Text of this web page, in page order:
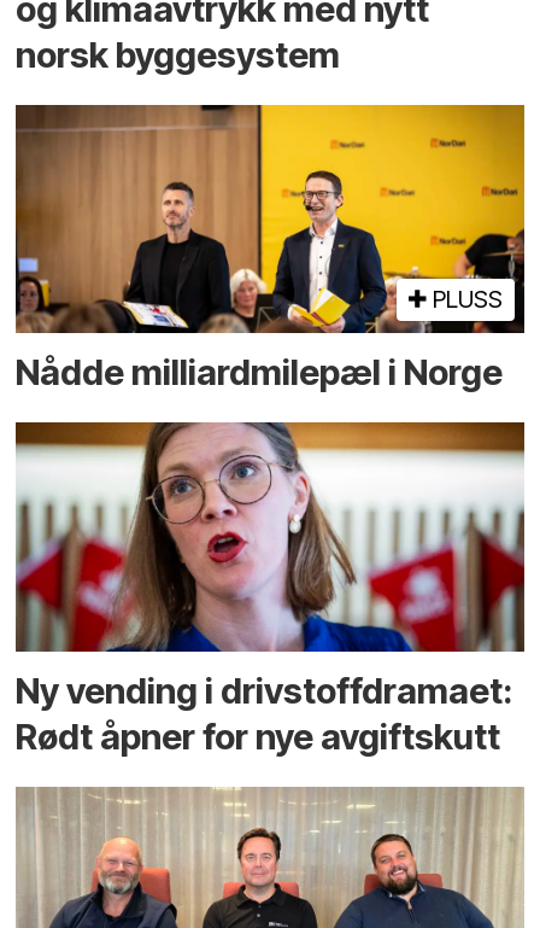
og klima­avtrykk med nytt
norsk bygge­system
PLUSS
Nådde milliard­­milepæl i Norge
Ny vending i drivstoffdramaet:
Rødt åpner for nye avgiftskutt